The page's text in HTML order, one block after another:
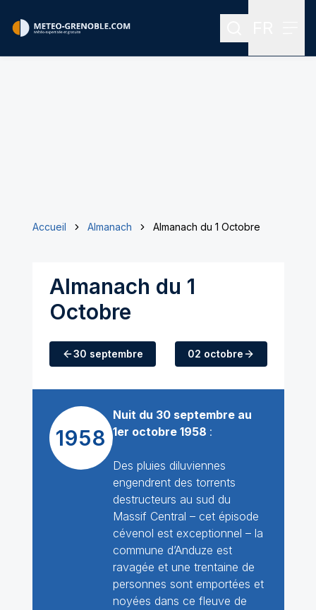
Rechercher
Accueil Almanach Almanach du 1 Octobre
Almanach du 1
Octobre
30 septembre 02 octobre
1958
Nuit du 30 septembre au
1er octobre 1958 :
Des pluies diluviennes
engendrent des torrents
destructeurs au sud du
Massif Central – cet épisode
cévenol est exceptionnel – la
commune d’Anduze est
ravagée et une trentaine de
personnes sont emportées et
noyées dans ce fleuve de